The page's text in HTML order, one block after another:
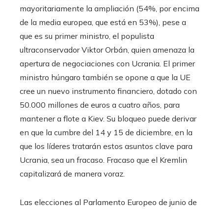
mayoritariamente la ampliación (54%, por encima
de la media europea, que está en 53%), pese a
que es su primer ministro, el populista
ultraconservador Viktor Orbán, quien amenaza la
apertura de negociaciones con Ucrania. El primer
ministro húngaro también se opone a que la UE
cree un nuevo instrumento financiero, dotado con
50.000 millones de euros a cuatro años, para
mantener a flote a Kiev. Su bloqueo puede derivar
en que la cumbre del 14 y 15 de diciembre, en la
que los líderes tratarán estos asuntos clave para
Ucrania, sea un fracaso. Fracaso que el Kremlin
capitalizará de manera voraz.
Las elecciones al Parlamento Europeo de junio de